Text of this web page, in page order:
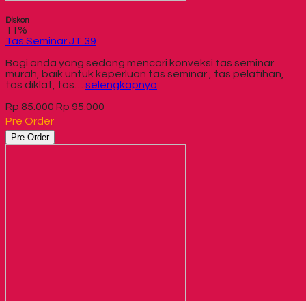
Diskon
11%
Tas Seminar JT 39
Bagi anda yang sedang mencari konveksi tas seminar
murah, baik untuk keperluan tas seminar , tas pelatihan,
tas diklat, tas… selengkapnya
Rp 85.000 Rp 95.000
Pre Order
Pre Order